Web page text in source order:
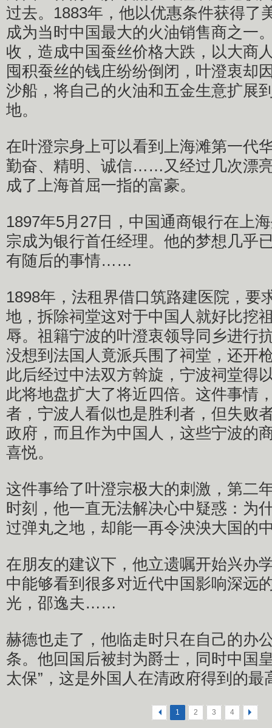
过去。1883年，他以优惠条件获得了
成为当时中国最大的火油销售商之一
收，造成中国蚕丝价格大跌，以大商
囤积蚕丝的钱庄纷纷倒闭，叶澄衷却
沙船，将自己的火油和五金生意扩展
地。
在叶澄宗身上可以看到上海滩第一
勤奋、精明、诚信……又经过几次漂
成了上海首屈一指的富豪。
1897年5月27日，中国通商银行在上
宗成为银行首任经理。他的梦想几乎
有随后的事情……
1898年，法租界借口筑路建医院，要
地，拆除祠堂这对于中国人就好比挖
辱。祖籍宁波的叶澄衷领导同乡进行
没想到法国人竟派兵围了祠堂，还开
此后经过中法双方斡旋，宁波祠堂得
此将地盘扩大了将近四倍。这件事情
者，宁波人看似也是胜利者，但失
政府，而且作为中国人，这些宁波的
喜悦。
这件事给了叶澄宗极大的刺激，第二
时刻，他一直无法解决心中疑惑：为
过弹丸之地，却能一再令泱泱大国的
在朋友的建议下，他立遗嘱开始兴办
中能够看到很多对近代中国影响深远
光，邵逸夫……
赫德也走了，他临走时只在自己的办
条。他回国后被封为爵士，同时中国
太保”，这是外国人在清政府得到的最
< 1 2 3 4 >